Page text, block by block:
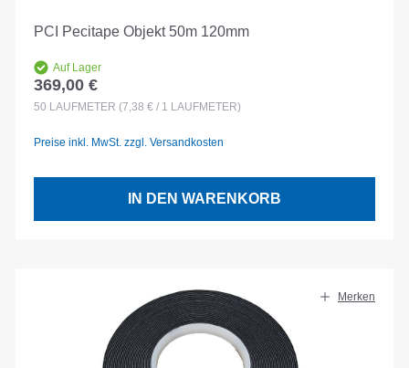
PCI Pecitape Objekt 50m 120mm
Auf Lager
Regulärer Preis:
369,00 €
50 LAUFMETER (7,38 € / 1 LAUFMETER)
Preise inkl. MwSt. zzgl. Versandkosten
IN DEN WARENKORB
Merken